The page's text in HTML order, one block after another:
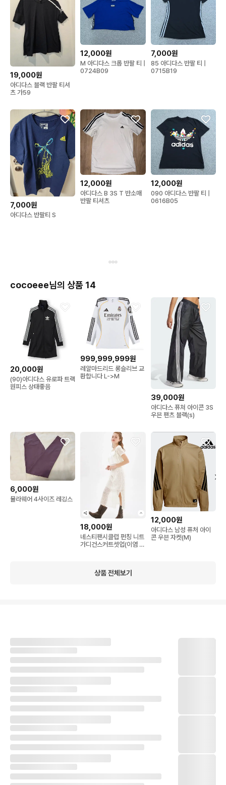
19,000원
아디다스 블랙 반팔 티셔
츠 가59
12,000원
M 아디다스 크롭 반팔 티 |
0724B09
7,000원
85 아디다스 반팔 티 |
0715B19
7,000원
아디다스 반팔티 S
12,000원
아디다스 B 3S T 반소매
반팔 티셔츠
12,000원
090 아디다스 반팔 티 |
0616B05
cocoeee님의 상품 14
20,000원
(90)아디다스 유로파 트랙
원피스 상태좋음
999,999,999원
레알마드리드 롱슬리브 교
환합니다 L->M
39,000원
아디다스 퓨쳐 아이콘 3S
우븐 팬츠 블랙(s)
6,000원
뮬라웨어 4사이즈 레깅스
18,000원
네스티팬시클럽 펀칭 니트
가디건스커트셋업(이염 색
12,000원
아디다스 남성 퓨처 아이
콘 우븐 자켓(M)
상품 전체보기